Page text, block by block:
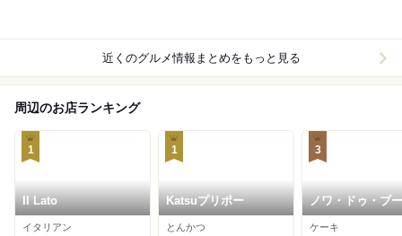
近くのグルメ情報まとめをもっと見る
周辺のお店ランキング
1
Il Lato
イタリアン
1
Katsuプリポー
とんかつ
3
ノワ・ドゥ・ブ
新宿伊勢丹店
ケーキ